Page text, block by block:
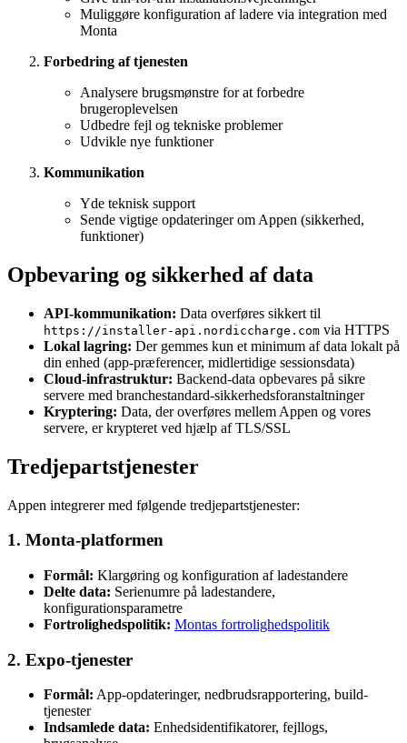
Muliggøre konfiguration af ladere via integration med
Monta
Forbedring af tjenesten
Analysere brugs­mønstre for at forbedre
brugeroplevelsen
Udbedre fejl og tekniske problemer
Udvikle nye funktioner
Kommunikation
Yde teknisk support
Sende vigtige opdateringer om Appen (sikkerhed,
funktioner)
Opbevaring og sikkerhed af data
API-kommunikation: Data overføres sikkert til
https://installer-api.nordiccharge.com via HTTPS
Lokal lagring: Der gemmes kun et minimum af data lokalt på
din enhed (app-præferencer, midlertidige sessionsdata)
Cloud-infrastruktur: Backend-data opbevares på sikre
servere med branchestandard-sikkerhedsforanstaltninger
Kryptering: Data, der overføres mellem Appen og vores
servere, er krypteret ved hjælp af TLS/SSL
Tredjepartstjenester
Appen integrerer med følgende tredjepartstjenester:
1. Monta-platformen
Formål: Klargøring og konfiguration af ladestandere
Delte data: Serienumre på ladestandere,
konfigurationsparametre
Fortrolighedspolitik: Montas fortrolighedspolitik
2. Expo-tjenester
Formål: App-opdateringer, nedbrudsrapportering, build-
tjenester
Indsamlede data: Enhedsidentifikatorer, fejllogs,